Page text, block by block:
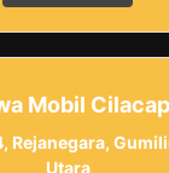
Mobil Cilacap
Rejanegara,
Utara